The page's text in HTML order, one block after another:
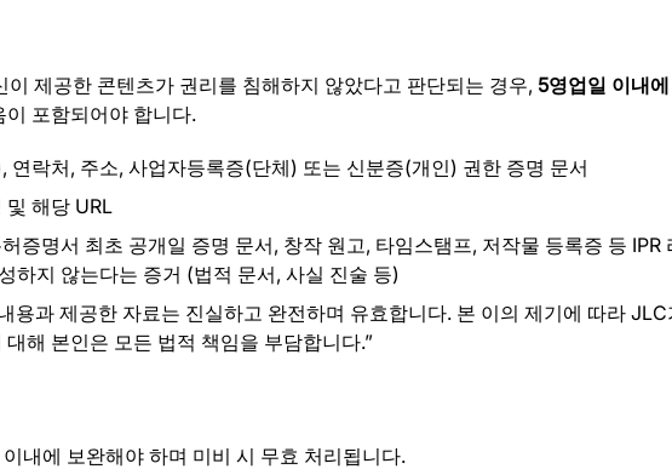
제공한 콘텐츠가 권리를 침해하지 않았다고 판단되는 경우, 5영업일 이내
포함되어야 합니다.
락처, 주소, 사업자등록증(단체) 또는 신분증(개인) 권한 증명 문서
및 해당 URL
증명서 최초 공개일 증명 문서, 창작 원고, 타임스탬프, 저작물 등록증 등 IPR
하지 않는다는 증거 (법적 문서, 사실 진술 등)
용과 제공한 자료는 진실하고 완전하며 유효합니다. 본 이의 제기에 따라 JLC
해 본인은 모든 법적 책임을 부담합니다.”
내에 보완해야 하며 미비 시 무효 처리됩니다.